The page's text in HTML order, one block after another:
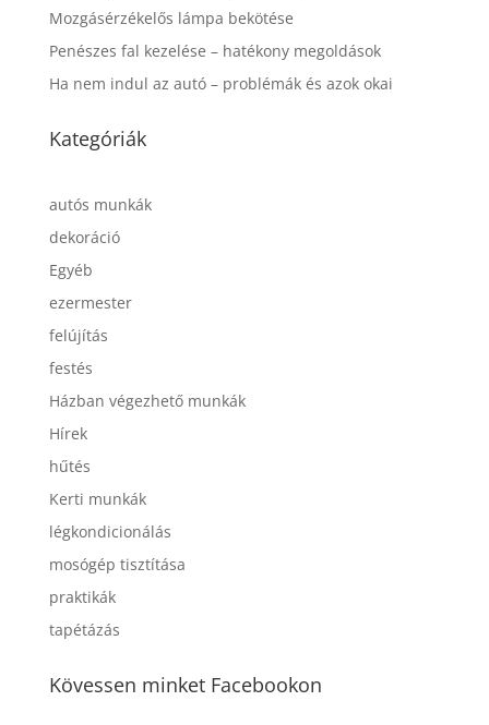
Mozgásérzékelős lámpa bekötése
Penészes fal kezelése – hatékony megoldások
Ha nem indul az autó – problémák és azok okai
Kategóriák
autós munkák
dekoráció
Egyéb
ezermester
felújítás
festés
Házban végezhető munkák
Hírek
hűtés
Kerti munkák
légkondicionálás
mosógép tisztítása
praktikák
tapétázás
Kövessen minket Facebookon